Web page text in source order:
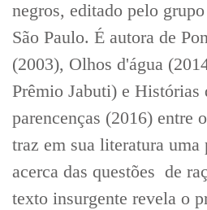
negros, editado pelo
São Paulo. É autora de
(2003), Olhos d'água
Prêmio Jabuti) e Histórias
parencenças (2016) entre
traz em sua literatura
acerca das questões de
texto insurgente revela o